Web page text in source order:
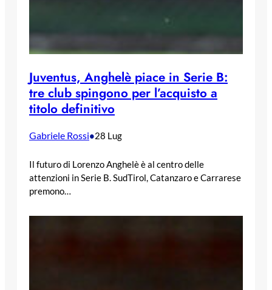
Juventus, Anghelè piace in Serie B:
tre club spingono per l’acquisto a
titolo definitivo
Gabriele Rossi•28 Lug
Il futuro di Lorenzo Anghelè è al centro delle
attenzioni in Serie B. SudTirol, Catanzaro e Carrarese
premono…